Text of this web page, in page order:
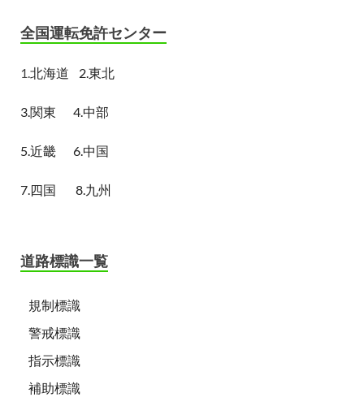
全国運転免許センター
1.北海道 2.東北
3.関東 4.中部
5.近畿 6.中国
7.四国 8.九州
道路標識一覧
規制標識
警戒標識
指示標識
補助標識